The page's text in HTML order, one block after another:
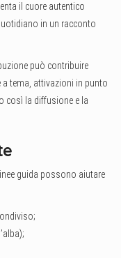
il cuore autentico
in un racconto
può contribuire
tema, attivazioni in punto
così la diffusione e la
guida possono aiutare